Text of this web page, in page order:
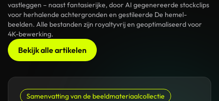
vastleggen – naast fantasierijke, door AI gegenereerde stockclips
voor herhalende achtergronden en gestileerde De hemel-
beelden. Alle bestanden zijn royaltyvrij en geoptimaliseerd voor
4K-bewerking.
Bekijk alle artikelen
Samenvatting van de beeldmateriaalcollectie